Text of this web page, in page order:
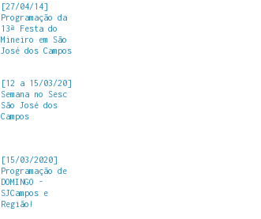
[27/04/14]
Programação da
13ª Festa do
Mineiro em São
José dos Campos
[12 a 15/03/20]
Semana no Sesc
São José dos
Campos
[15/03/2020]
Programação de
DOMINGO -
SJCampos e
Região!